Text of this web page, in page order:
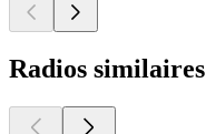
Radios similaires